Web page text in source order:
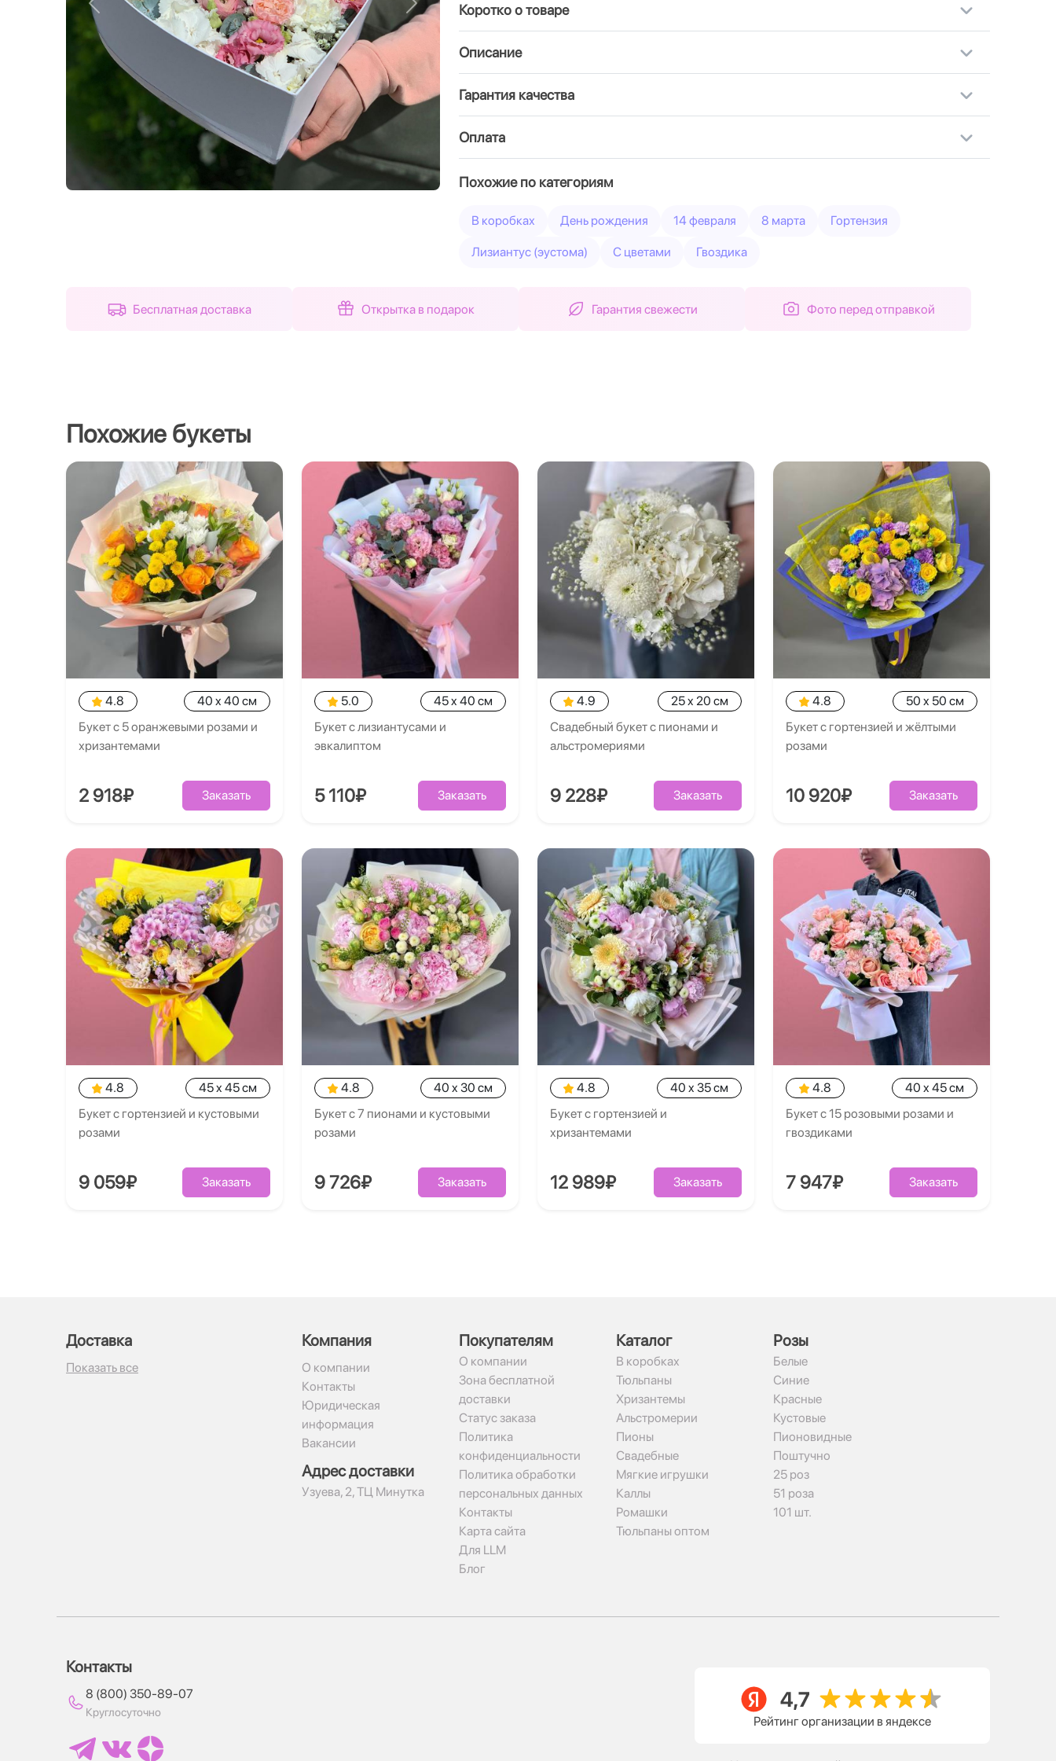
Назад Вперед Коротко о товаре
Описание
Гарантия качества
Оплата
Похожие по категориям
В коробках День рождения 14 февраля 8 марта Гортензия
Лизиантус (эустома) С цветами Гвоздика
Бесплатная доставка Открытка в подарок Гарантия свежести Фото перед отправкой
Похожие букеты
4.8
40 x 40 см
Букет с 5 оранжевыми розами и
хризантемами
2 918₽ Заказать
5.0
45 x 40 см
Букет с лизиантусами и
эвкалиптом
5 110₽ Заказать
4.9
25 x 20 см
Свадебный букет с пионами и
альстромериями
9 228₽ Заказать
4.8
50 x 50 см
Букет с гортензией и жёлтыми
розами
10 920₽ Заказать
4.8
45 x 45 см
Букет с гортензией и кустовыми
розами
9 059₽ Заказать
4.8
40 x 30 см
Букет с 7 пионами и кустовыми
розами
9 726₽ Заказать
4.8
40 x 35 см
Букет с гортензией и
хризантемами
12 989₽ Заказать
4.8
40 x 45 см
Букет с 15 розовыми розами и
гвоздиками
7 947₽ Заказать
Доставка
Показать все
Компания
О компании
Контакты
Юридическая
информация
Вакансии
Адрес доставки
​Узуева, 2, ТЦ Минутка
Покупателям
О компании
Зона бесплатной
доставки
Статус заказа
Политика
конфиденциальности
Политика обработки
персональных данных
Контакты
Карта сайта
Для LLM
Блог
Каталог
В коробках
Тюльпаны
Хризантемы
Альстромерии
Пионы
Свадебные
Мягкие игрушки
Каллы
Ромашки
Тюльпаны оптом
Рoзы
Белые
Синие
Красные
Кустовые
Пионовидные
Поштучно
25 роз
51 роза
101 шт.
Контакты
8 (800) 350-89-07
Круглосуточно
Рейтинг организации в яндексе